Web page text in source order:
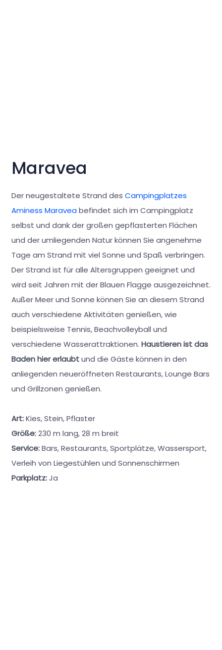
Maravea
Der neugestaltete Strand des Campingplatzes
Aminess Maraveabefindet sich im Campingplatz
selbst und dank der großen gepflasterten Flächen
und der umliegenden Natur können Sie angenehme
Tage am Strand mit viel Sonne und Spaß verbringen.
Der Strand ist für alle Altersgruppen geeignet und
wird seit Jahren mit der Blauen Flagge ausgezeichnet.
Außer Meer und Sonne können Sie an diesem Strand
auch verschiedene Aktivitäten genießen, wie
beispielsweise Tennis, Beachvolleyball und
verschiedene Wasserattraktionen. Haustieren ist das
Baden hier erlaubtund die Gäste können in den
anliegenden neueröffneten Restaurants, Lounge Bars
und Grillzonen genießen.
Art:Kies, Stein, Pflaster
Größe:230 m lang, 28 m breit
Service:Bars, Restaurants, Sportplätze, Wassersport,
Verleih von Liegestühlen und Sonnenschirmen
Parkplatz:Ja